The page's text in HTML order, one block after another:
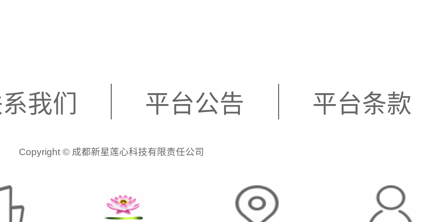
我们 平台公告 平台条款
Copyright © 成都新星莲心科技有限责任公司